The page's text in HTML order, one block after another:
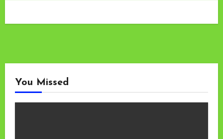
You Missed